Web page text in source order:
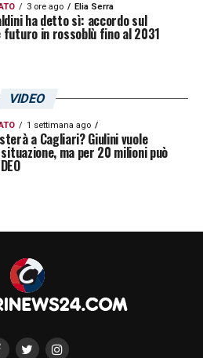
3 ore ago Elia Serra
ha detto sì: accordo sul
in rossoblù fino al 2031
VIDEO
1 settimana ago
a Cagliari? Giulini vuole
ma per 20 milioni può